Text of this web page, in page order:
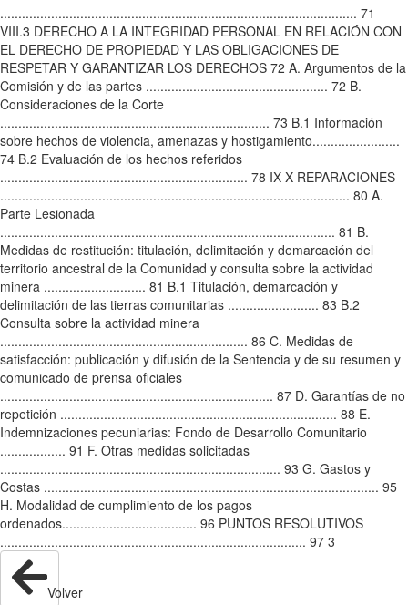
.................................................................................................. 71
VIII.3 DERECHO A LA INTEGRIDAD PERSONAL EN RELACIÓN CON
EL DERECHO DE PROPIEDAD Y LAS OBLIGACIONES DE
RESPETAR Y GARANTIZAR LOS DERECHOS 72 A. Argumentos de la
Comisión y de las partes .................................................. 72 B.
Consideraciones de la Corte
.......................................................................... 73 B.1 Información
sobre hechos de violencia, amenazas y hostigamiento........................
74 B.2 Evaluación de los hechos referidos
.................................................................... 78 IX X REPARACIONES
................................................................................................ 80 A.
Parte Lesionada
............................................................................................ 81 B.
Medidas de restitución: titulación, delimitación y demarcación del
territorio ancestral de la Comunidad y consulta sobre la actividad
minera ............................ 81 B.1 Titulación, demarcación y
delimitación de las tierras comunitarias ......................... 83 B.2
Consulta sobre la actividad minera
.................................................................... 86 C. Medidas de
satisfacción: publicación y difusión de la Sentencia y de su resumen y
comunicado de prensa oficiales
........................................................................... 87 D. Garantías de no
repetición ............................................................................ 88 E.
Indemnizaciones pecuniarias: Fondo de Desarrollo Comunitario
.................. 91 F. Otras medidas solicitadas
............................................................................. 93 G. Gastos y
Costas ............................................................................................ 95
H. Modalidad de cumplimiento de los pagos
ordenados..................................... 96 PUNTOS RESOLUTIVOS
.................................................................................... 97 3
Volver